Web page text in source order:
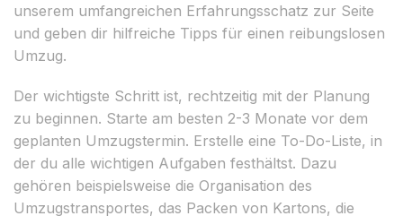
unserem umfangreichen Erfahrungsschatz zur Seite
und geben dir hilfreiche Tipps für einen reibungslosen
Umzug.
Der wichtigste Schritt ist, rechtzeitig mit der Planung
zu beginnen. Starte am besten 2-3 Monate vor dem
geplanten Umzugstermin. Erstelle eine To-Do-Liste, in
der du alle wichtigen Aufgaben festhältst. Dazu
gehören beispielsweise die Organisation des
Umzugstransportes, das Packen von Kartons, die